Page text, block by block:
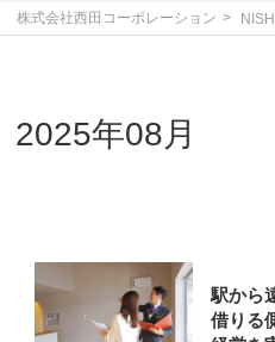
株式会社西田コーポレーション
2025年08月
駅から
借りる